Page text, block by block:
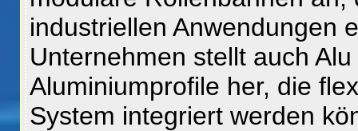
industriellen Anwendungen
Unternehmen stellt auch
Aluminiumprofile her, die
System integriert werden